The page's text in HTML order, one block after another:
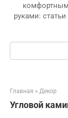
руками:
Поиск:
Главная » Декор
Угловой